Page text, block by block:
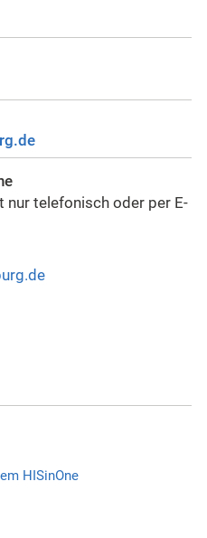
nur telefonisch oder per E-
HISinOne